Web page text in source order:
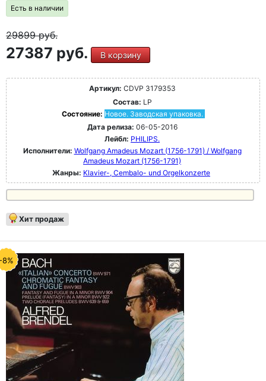
Есть в наличии
29899руб.
27387 руб. В корзину
Артикул: CDVP 3179353
Состав: LP
Состояние: Новое. Заводская упаковка.
Дата релиза: 06-05-2016
Лейбл: PHILIPS.
Исполнители: Wolfgang Amadeus Mozart (1756-1791) / Wolfgang
Amadeus Mozart (1756-1791)
Жанры: Klavier-, Cembalo- und Orgelkonzerte
Хит продаж
8%